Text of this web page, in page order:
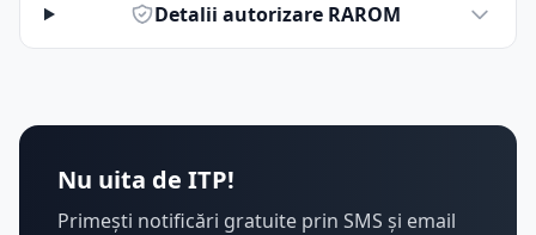
Detalii autorizare RAROM
Nu uita de ITP!
Primești notificări gratuite prin SMS și email